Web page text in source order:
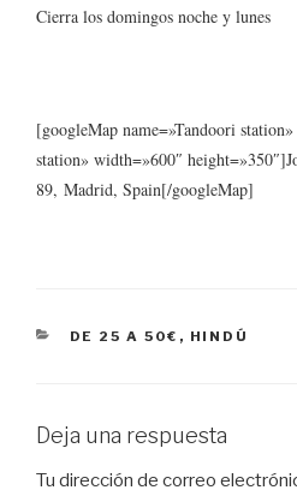
Cierra los domingos noche y lunes
[googleMap name=»Tandoori
station» width=»600″
89, Madrid, Spain[/googleMap]
CATEGORÍAS
DE 25 A 50€ , HINDÚ
Deja una respuesta
Tu dirección de correo